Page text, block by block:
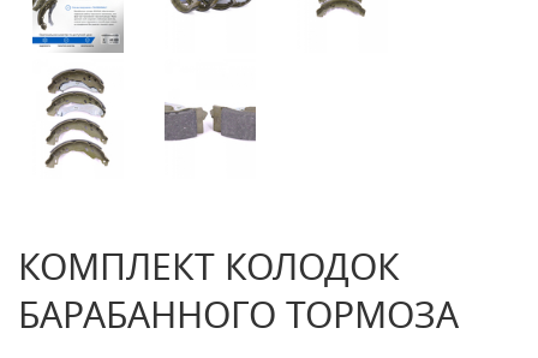
КОМПЛЕКТ КОЛОДОК
БАРАБАННОГО ТОРМОЗА